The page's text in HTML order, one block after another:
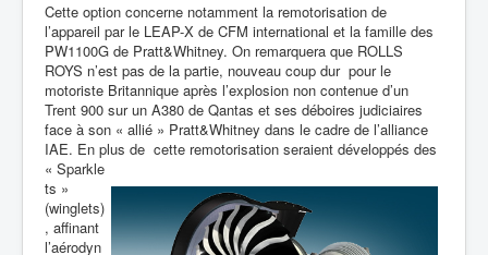
Cette option concerne notamment la remotorisation de
l’appareil par le LEAP-X de CFM international et la famille des
PW1100G de Pratt&Whitney. On remarquera que ROLLS
ROYS n’est pas de la partie, nouveau coup dur pour le
motoriste Britannique après l’explosion non contenue d’un
Trent 900 sur un A380 de Qantas et ses déboires judiciaires
face à son « allié » Pratt&Whitney dans le cadre de l’alliance
IAE. En plus de cette remotorisation seraient développés des
« Sparkle
ts »
(winglets)
, affinant
l’aérodyn